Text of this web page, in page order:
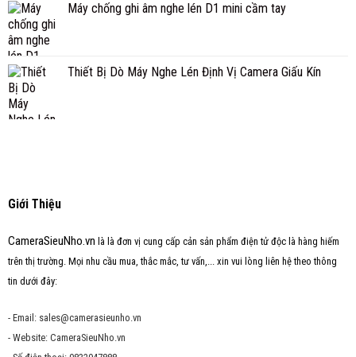
Máy chống ghi âm nghe lén D1 mini cầm tay
Thiết Bị Dò Máy Nghe Lén Định Vị Camera Giấu Kín
Giới Thiệu
CameraSieuNho.vn là là đơn vị cung cấp cản sản phẩm điện tử độc là hàng hiếm
trên thị trường. Mọi nhu cầu mua, thắc mắc, tư vấn,... xin vui lòng liên hệ theo thông
tin dưới đây:
- Email: sales@camerasieunho.vn
- Website: CameraSieuNho.vn